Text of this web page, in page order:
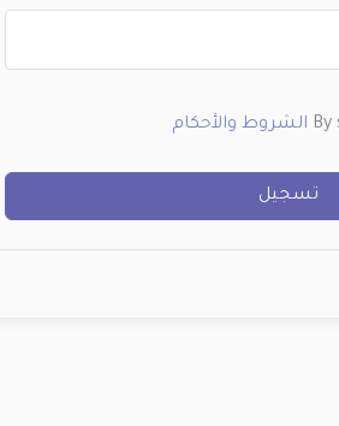
By الشروط والأحكام
تسجيل